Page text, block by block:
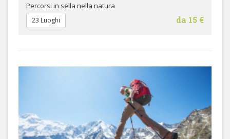
Percorsi in sella nella natura
da 15 €
23 Luoghi